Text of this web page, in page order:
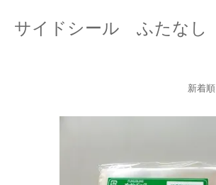
サイドシール ふたなし
新着順